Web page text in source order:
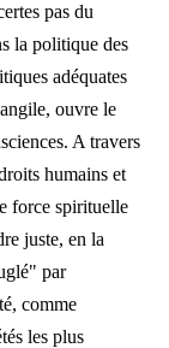
pas du
la politique des
adéquates
ouvre le
A travers
humains et
force spirituelle
juste, en la
par
comme
les plus